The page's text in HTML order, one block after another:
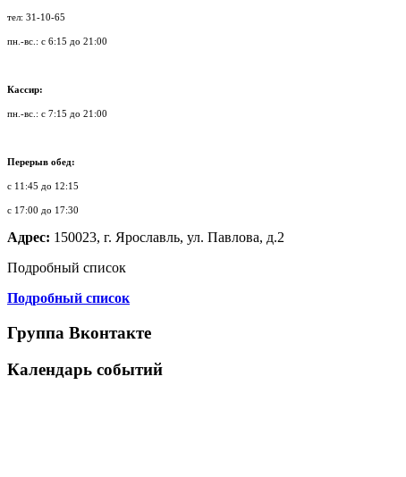
тел: 31-10-65
пн.-вс.: с 6:15 до 21:00
Кассир:
пн.-вс.: с 7:15 до 21:00
Перерыв обед:
с 11:45 до 12:15
с 17:00 до 17:30
Адрес: 150023, г. Ярославль, ул. Павлова, д.2
Подробный список
Подробный список
Группа Вконтакте
Календарь событий